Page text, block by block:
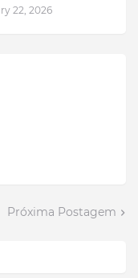
22, 2026
Próxima Postagem